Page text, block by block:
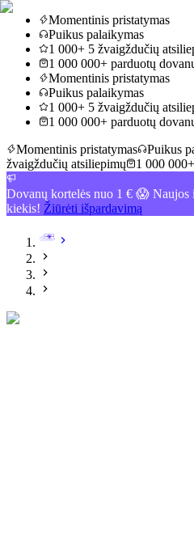
Momentinis pristatymas
Puikus palaikymas
1 000+ 5 žvaigždučių
1 000 000+ parduotų
Momentinis pristatymas
Puikus palaikymas
1 000+ 5 žvaigždučių
1 000 000+ parduotų
Momentinis pristatymas
Puikus
žvaigždučių atsiliepimų
1 000
Dovanų kortelės nuo 1 € 😱 Naujos
kiekis! Žiūrėti išpardavimą